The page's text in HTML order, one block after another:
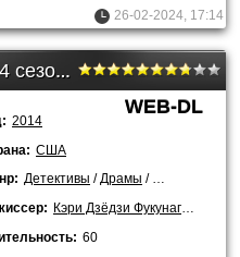
26-02-2024, 17:14
Настоящий детектив 4 сезон (2024)
WEB-DL
2014
США
Детективы /Драмы /
Кэри Дзёдзи Фукунага,
60